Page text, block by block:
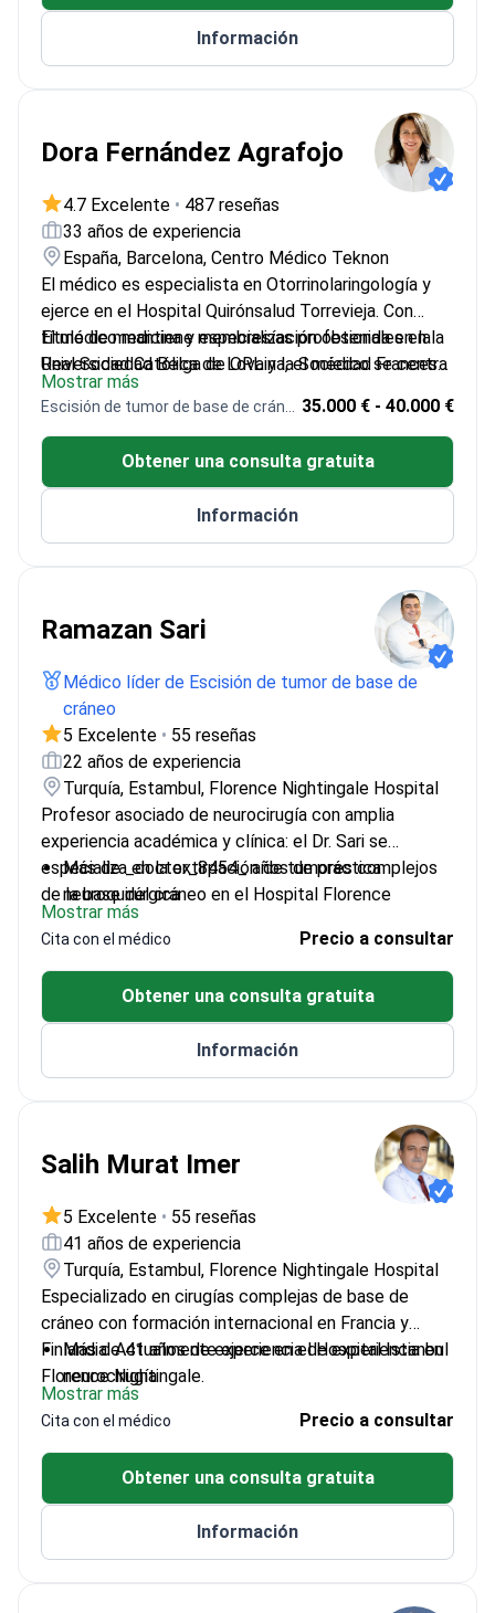
Miembro de las principales sociedades urológicas
Información
Dora Fernández Agrafojo
4.7 Excelente • 487 reseñas
33 años de experiencia
España, Barcelona, Centro Médico Teknon
El médico es especialista en Otorrinolaringología y
ejerce en el Hospital Quirónsalud Torrevieja. Con
título de medicina y especialización obtenida en la
Universidad Católica de Lovaina, el médico se centra
en el diagnóstico y tratamiento de afecciones de
oído, nariz y garganta, incluyendo síntomas auditivos,
nasales y laríngeos. La práctica clínica abarca
consultas de ORL para adultos, diagnóstico
ambulatorio y evaluaciones médicas
multidisciplinares en un entorno hospitalario privado.
El médico mantiene membresías profesionales en la
Real Sociedad Belga de ORL y la Sociedad Francesa
de Otorrinolaringología, aportando formación y
experiencia internacional al tratamiento de pacientes
en Alicante.
Mostrar más
35.000 € - 40.000 €
Obtener una consulta gratuita
Información
Ramazan Sari
Médico líder de Escisión de tumor de base de
cráneo
5 Excelente • 55 reseñas
22 años de experiencia
Turquía, Estambul, Florence Nightingale Hospital
Profesor asociado de neurocirugía con amplia
experiencia académica y clínica: el Dr. Sari se
especializa en la extirpación de tumores complejos
de la base del cráneo en el Hospital Florence
Nightingale.
Más de _doctor_8454_ años de práctica
neuroquirúrgica
Formado en el Hospital de Formación e
Investigación S.B. Göztepe
Contribuyó a establecer el Departamento de
Neurocirugía de la Universidad Medipol
Dominio avanzado del inglés para pacientes
Mostrar más
Cita con el médico Precio a consultar
Obtener una consulta gratuita
Información
Salih Murat Imer
5 Excelente • 55 reseñas
41 años de experiencia
Turquía, Estambul, Florence Nightingale Hospital
Especializado en cirugías complejas de base de
cráneo con formación internacional en Francia y
Finlandia. Actualmente ejerce en el Hospital Istanbul
Florence Nightingale.
Más de 41 años de experiencia de experiencia en
neurocirugía
Formación avanzada en Leksell Gamma Knife para
tumores de base de cráneo
Publicó 68 artículos y 9 capítulos de libros
Participó en 33 congresos internacionales como
ponente
Mostrar más
Cita con el médico Precio a consultar
Obtener una consulta gratuita
Información